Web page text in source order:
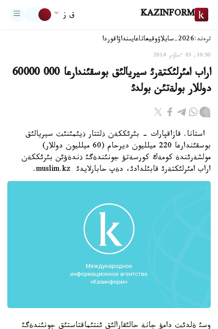
KAZINFORM ق ز
ترەند:2026-سايلاۋ وقيعاتاعايىنداۋاقوردا
10:50, 03 ءساۋىر 2014
اراب امئرلئكتةرئ سيريالئق بوسقئندارعا 000 60000
دوللار بولةتئن بولدئ
استانا. قازاقپارات - بئرئككةن ذلتتار ذيئمئنئث سيريالئق
بوسقئندارعا 220 ميلليون ديرحام (60 ميلليون دوللار)
مولشةرئندة كومةك كورسةتؤ جونئندةگئ ذندةؤئن بئرئككةن
اراب امئرلئكتةرئ قابئلدادئ، دةپ حابارلايدئ muslim.kz.
وسئ ةلدئث دامؤ جانة حالئقارالئق ئنتئماقتاستئق جونئندةگئ